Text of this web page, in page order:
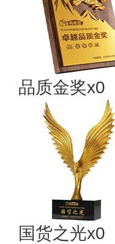
品质金奖x0
国货之光x0